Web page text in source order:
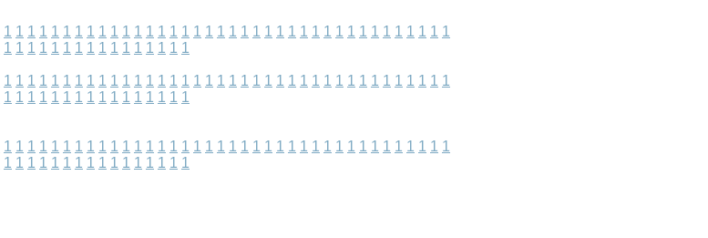
1 1 1 1 1 1 1 1 1 1 1 1 1 1 1 1 1 1 1 1 1 1 1 1 1 1 1 1 1 1 1 1 1 1 1 1 1 1
1 1 1 1 1 1 1 1 1 1 1 1 1 1 1 1
1 1 1 1 1 1 1 1 1 1 1 1 1 1 1 1 1 1 1 1 1 1 1 1 1 1 1 1 1 1 1 1 1 1 1 1 1 1
1 1 1 1 1 1 1 1 1 1 1 1 1 1 1 1
1 1 1 1 1 1 1 1 1 1 1 1 1 1 1 1 1 1 1 1 1 1 1 1 1 1 1 1 1 1 1 1 1 1 1 1 1 1
1 1 1 1 1 1 1 1 1 1 1 1 1 1 1 1